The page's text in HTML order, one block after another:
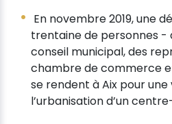
En novembre 2019, une
trentaine de personnes -
conseil municipal, des
chambre de commerce
se rendent à Aix pour une
l’urbanisation d’un